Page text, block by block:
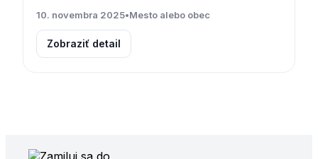
10. novembra 2025•Mesto alebo obec
Zobraziť detail